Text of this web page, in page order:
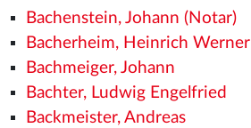
Bachenstein, Johann (Notar)
Bacherheim, Heinrich Werner
Bachmeiger, Johann
Bachter, Ludwig Engelfried
Backmeister, Andreas